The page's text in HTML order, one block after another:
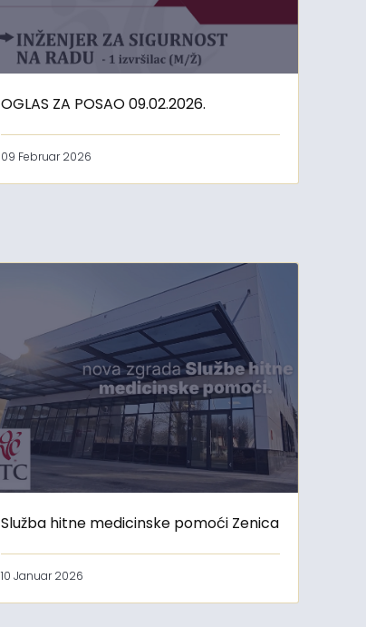
OGLAS ZA POSAO 09.02.2026.
09 Februar 2026
Služba hitne medicinske pomoći Zenica
10 Januar 2026